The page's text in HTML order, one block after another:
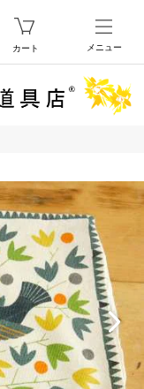
カート メニュー